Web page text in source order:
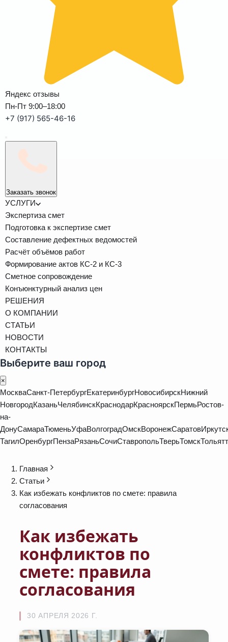
Яндекс отзывы
Пн-Пт 9:00–18:00
+7 (917) 565-46-16
Заказать звонок
УСЛУГИ
Экспертиза смет
Подготовка к экспертизе смет
Составление дефектных ведомостей
Расчёт объёмов работ
Формирование актов КС-2 и КС-3
Сметное сопровождение
Конъюнктурный анализ цен
РЕШЕНИЯ
О КОМПАНИИ
СТАТЬИ
НОВОСТИ
КОНТАКТЫ
Выберите ваш город
×
МоскваСанкт-ПетербургЕкатеринбургНовосибирскНижний
НовгородКазаньЧелябинскКраснодарКрасноярскПермьРостов-
на-
ДонуСамараТюменьУфаВолгоградОмскВоронежСаратов
ТагилОренбургПензаРязаньСочиСтавропольТверьТомск
Главная
Статьи
Как избежать конфликтов по смете: правила
согласования
Как избежать
конфликтов по
смете: правила
согласования
30 АПРЕЛЯ 2026 Г.